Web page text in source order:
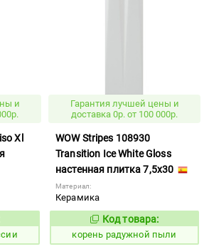
и
Xl
Гарантия лучшей цены и
доставка 0р. от 100 000р.
WOW Stripes 108930
Transition Ice White Gloss
настенная плитка 7,5x30
Материал:
Керамика
790826
Код товара:
корень радужной пыли